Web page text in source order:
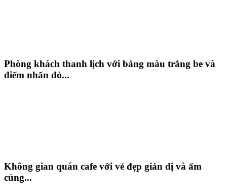
Phòng khách thanh lịch với bảng màu trắng be và
điểm nhấn đỏ...
Không gian quán cafe với vẻ đẹp giản dị và ấm
cúng...